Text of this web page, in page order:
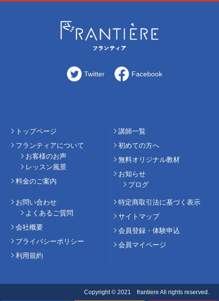
Twitter Facebook
トップページ
フランティアについて
お客様のお声
レッスン風景
料⾦のご案内
講師⼀覧
初めての⽅へ
無料オリジナル教材
お知らせ
ブログ
お問い合わせ
よくあるご質問
会社概要
プライバシーポリシー
利用規約
特定商取引法に基づく表示
サイトマップ
会員登録・体験申込
会員マイページ
Copyright © 2021 frantiere All rights reserved.